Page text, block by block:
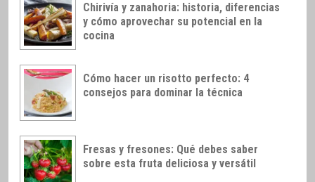
Chirivía y zanahoria: historia, diferencias
y cómo aprovechar su potencial en la
cocina
Cómo hacer un risotto perfecto: 4
consejos para dominar la técnica
Fresas y fresones: Qué debes saber
sobre esta fruta deliciosa y versátil